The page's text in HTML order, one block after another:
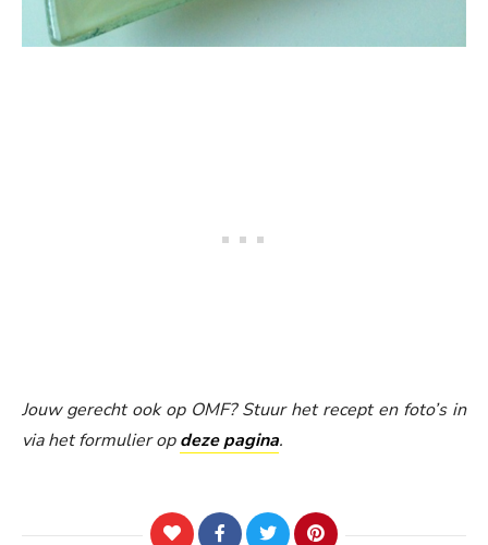
Jouw gerecht ook op OMF? Stuur het recept en foto’s in
via het formulier opdeze pagina.